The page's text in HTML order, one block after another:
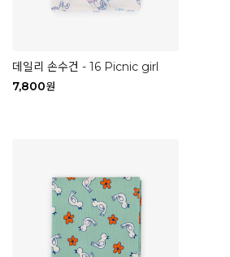
데일리 손수건 - 16 Picnic girl
7,800원